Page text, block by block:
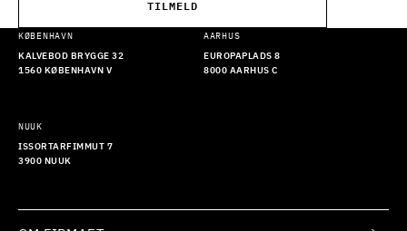
TILMELD
KØBENHAVN
KALVEBOD BRYGGE 32
1560 KØBENHAVN V
AARHUS
EUROPAPLADS 8
8000 AARHUS C
NUUK
ISSORTARFIMMUT 7
3900 NUUK